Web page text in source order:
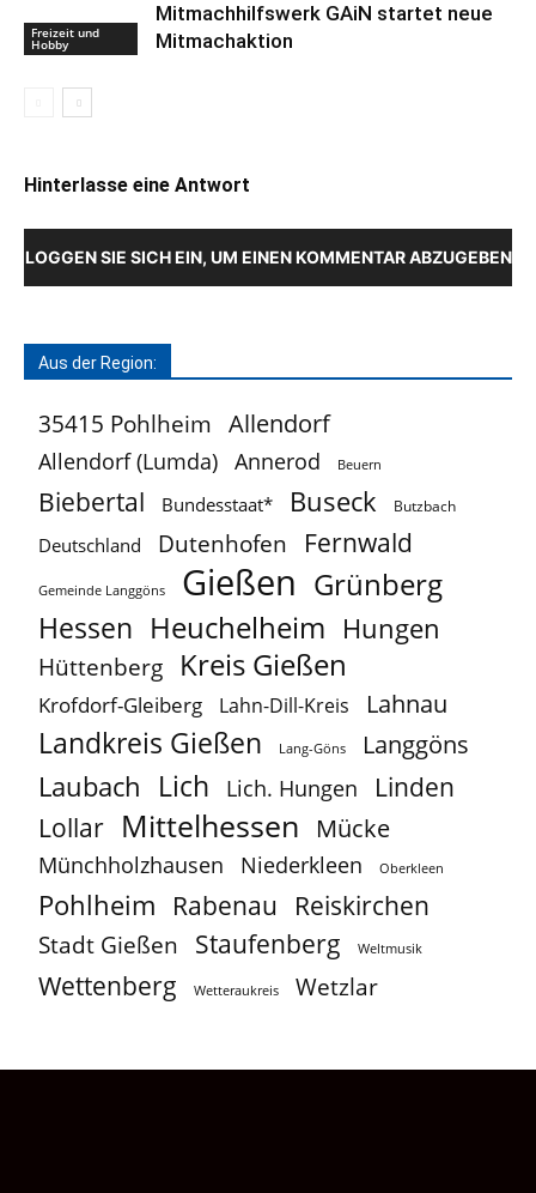
Freizeit und
Hobby
Mitmachhilfswerk GAiN startet neue
Mitmachaktion
Hinterlasse eine Antwort
LOGGEN SIE SICH EIN, UM EINEN KOMMENTAR ABZUGEBEN
Aus der Region:
35415 Pohlheim Allendorf
Allendorf (Lumda) Annerod Beuern
Biebertal Bundesstaat* Buseck Butzbach
Deutschland Dutenhofen Fernwald
Gemeinde Langgöns Gießen Grünberg
Hessen Heuchelheim Hungen
Hüttenberg Kreis Gießen
Krofdorf-Gleiberg Lahn-Dill-Kreis Lahnau
Landkreis Gießen Lang-Göns Langgöns
Laubach Lich Lich. Hungen Linden
Lollar Mittelhessen Mücke
Münchholzhausen Niederkleen Oberkleen
Pohlheim Rabenau Reiskirchen
Stadt Gießen Staufenberg Weltmusik
Wettenberg Wetteraukreis Wetzlar